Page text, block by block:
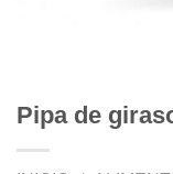
Pipa de